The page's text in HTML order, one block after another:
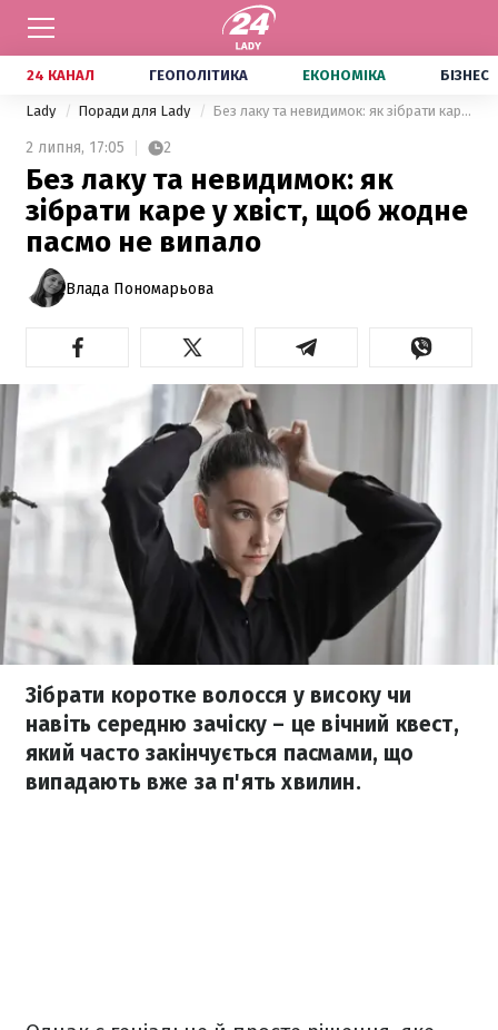
24 КАНАЛ ГЕОПОЛІТИКА ЕКОНОМІКА БІЗНЕС
Lady Поради для Lady Без лаку та невидимок: як зібрати каре у хвіст, щоб жодне пасмо не випало
2 липня, 17:05 2
Без лаку та невидимок: як
зібрати каре у хвіст, щоб жодне
пасмо не випало
Влада Пономарьова
Зібрати коротке волосся у високу чи
навіть середню зачіску – це вічний квест,
який часто закінчується пасмами, що
випадають вже за п'ять хвилин.